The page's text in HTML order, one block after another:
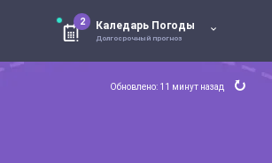
2 Каледарь Погоды
Долгосрочный прогноз
Обновлено: 11 минут назад